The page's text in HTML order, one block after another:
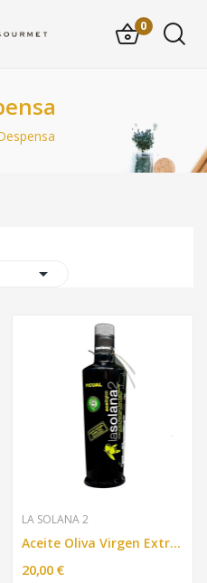
0

LA SOLANA 2
Aceite Oliva Virgen Extra. Picual Solana2....
20,00 €